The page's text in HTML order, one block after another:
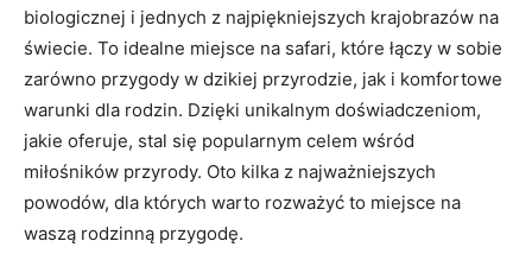
biologicznej i jednych⁣ z najpiękniejszych krajobrazów na
świecie. To ⁢idealne miejsce na safari, które łączy w sobie
zarówno przygody w dzikiej przyrodzie, jak i komfortowe
warunki dla rodzin. ​Dzięki⁣ unikalnym doświadczeniom,
jakie oferuje, stal się popularnym celem wśród
‌miłośników‍ przyrody. Oto kilka‌ z⁤ najważniejszych
powodów, dla ⁢których warto⁤ rozważyć to miejsce na
waszą⁤ rodzinną przygodę.